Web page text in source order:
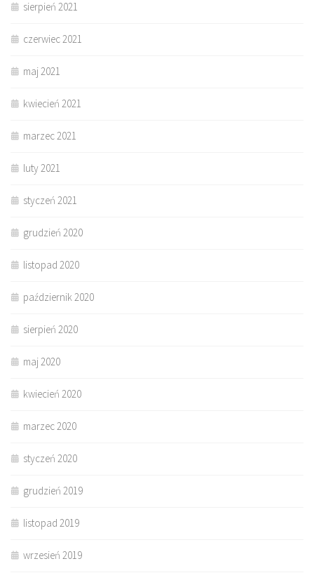
sierpień 2021
czerwiec 2021
maj 2021
kwiecień 2021
marzec 2021
luty 2021
styczeń 2021
grudzień 2020
listopad 2020
październik 2020
sierpień 2020
maj 2020
kwiecień 2020
marzec 2020
styczeń 2020
grudzień 2019
listopad 2019
wrzesień 2019